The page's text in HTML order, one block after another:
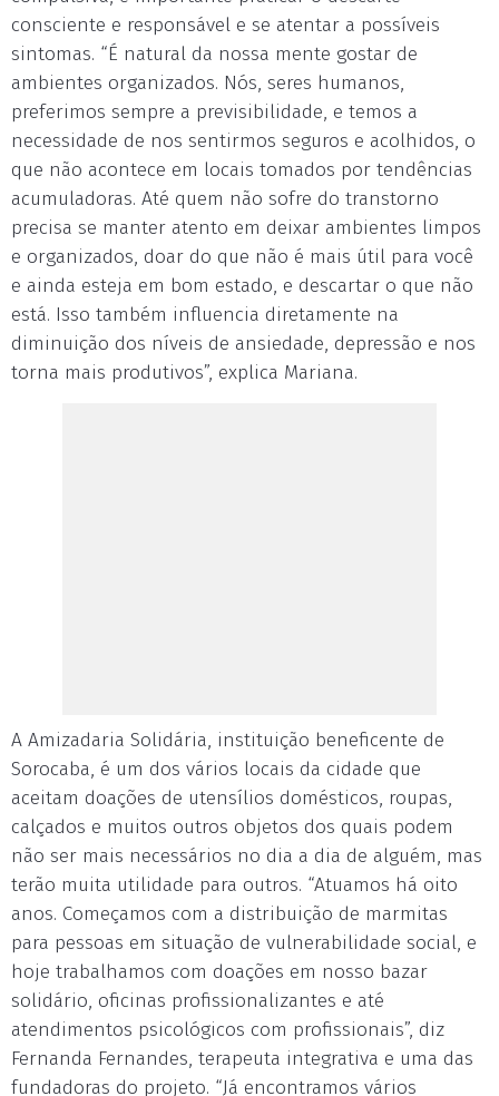
consciente e responsável e se atentar a possíveis
sintomas. “É natural da nossa mente gostar de
ambientes organizados. Nós, seres humanos,
preferimos sempre a previsibilidade, e temos a
necessidade de nos sentirmos seguros e acolhidos, o
que não acontece em locais tomados por tendências
acumuladoras. Até quem não sofre do transtorno
precisa se manter atento em deixar ambientes limpos
e organizados, doar do que não é mais útil para você
e ainda esteja em bom estado, e descartar o que não
está. Isso também influencia diretamente na
diminuição dos níveis de ansiedade, depressão e nos
torna mais produtivos”, explica Mariana.
A Amizadaria Solidária, instituição beneficente de
Sorocaba, é um dos vários locais da cidade que
aceitam doações de utensílios domésticos, roupas,
calçados e muitos outros objetos dos quais podem
não ser mais necessários no dia a dia de alguém, mas
terão muita utilidade para outros. “Atuamos há oito
anos. Começamos com a distribuição de marmitas
para pessoas em situação de vulnerabilidade social, e
hoje trabalhamos com doações em nosso bazar
solidário, oficinas profissionalizantes e até
atendimentos psicológicos com profissionais”, diz
Fernanda Fernandes, terapeuta integrativa e uma das
fundadoras do projeto. “Já encontramos vários